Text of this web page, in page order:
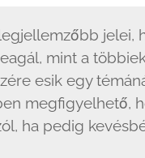
jelei,
mint a
esik egy
megfigyelhető,
ha pedig